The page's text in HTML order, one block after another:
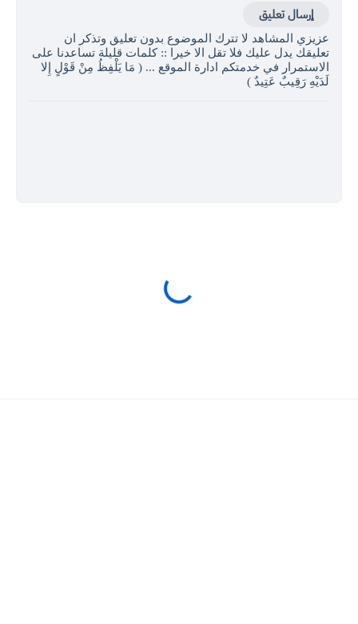
إرسال تعليق
عزيزي المشاهد لا تترك الموضوع بدون تعليق وتذكر ان
تعليقك يدل عليك فلا تقل الا خيرا :: كلمات قليلة تساعدنا على
الاستمرار في خدمتكم ادارة الموقع ... ( مَا يَلْفِظُ مِنْ قَوْلٍ إِلا
لَدَيْهِ رَقِيبٌ عَتِيدٌ )